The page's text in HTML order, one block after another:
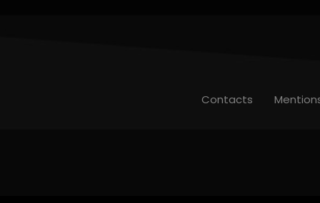
Contacts